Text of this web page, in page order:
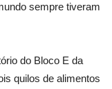
sempre tiveram
do Bloco E da
quilos de alimentos